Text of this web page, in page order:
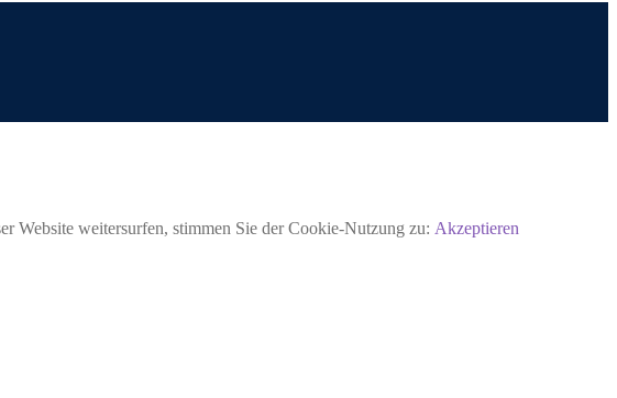
Website weitersurfen, stimmen Sie der Cookie-Nutzung zu: Akzeptieren